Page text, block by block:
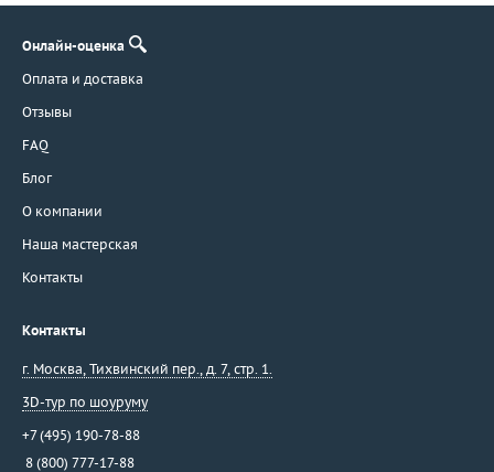
Онлайн-оценка
Оплата и доставка
Отзывы
FAQ
Блог
О компании
Наша мастерская
Контакты
Контакты
г. Москва Тихвинский пер., д. 7, стр. 1.
3D-тур по шоуруму
+7 (495) 190-78-88
8 (800) 777-17-88